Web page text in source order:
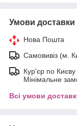
Умови доставки
Нова Пошта
Самовивіз (м.
Кур'єр по Києву
Мінімальне
Всі умови